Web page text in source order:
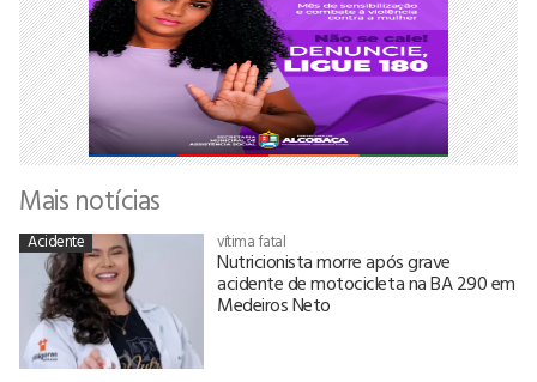
Mais notícias
Acidente vítima fatal
Nutricionista morre após grave
acidente de motocicleta na BA 290 em
Medeiros Neto